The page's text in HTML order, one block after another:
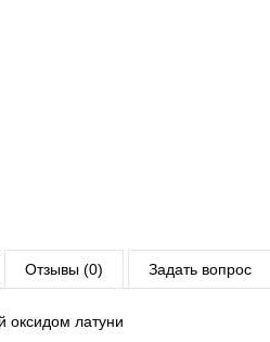
Отзывы (0) Задать вопрос
оксидом латуни